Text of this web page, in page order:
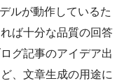
ルが動作しているた
ば十分な品質の回答
グ記事のアイデア出
、文章生成の用途に